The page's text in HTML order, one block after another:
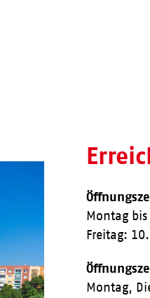
Montag
Freitag:
Montag,